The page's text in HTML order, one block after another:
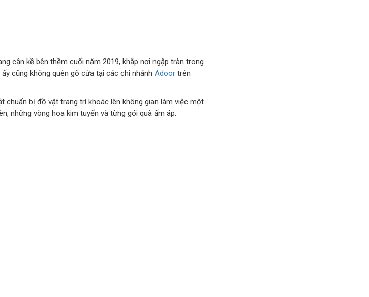
cận kề bên thềm cuối năm 2019, khắp nơi ngập tràn trong
cũng không quên gõ cửa tại các chi nhánh Adoor trên
chuẩn bị đồ vật trang trí khoác lên không gian làm việc một
những vòng hoa kim tuyến và từng gói quà ấm áp.